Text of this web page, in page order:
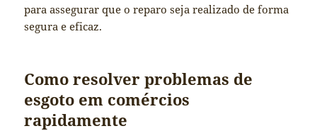
para assegurar que o reparo seja realizado de forma
segura e eficaz.
Como resolver problemas de
esgoto em comércios
rapidamente